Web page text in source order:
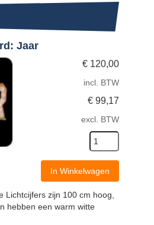
Jaar
€ 120,00
incl. BTW
€ 99,17
excl. BTW
In Winkelwagen
Lichtcijfers zijn 100 cm hoog,
hebben een warm witte